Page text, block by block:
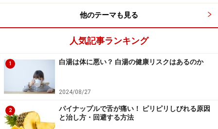
断・治療行為ではありません。診断・治療を必要とする方は、適
切な医療機関での受診をおすすめいたします。記事内容は執筆者
のではありません。当サイトで提供する情報に基づいて被ったい
かなる損害についても、当社、各ガイド、その他当社と契約した
他のテーマも見る
人気記事ランキング
1 白湯は体に悪い？ 白湯の健康リスクはあるのか
2024/08/27
2
パイナップルで舌が痛い！ ピリピリしびれる原因
と治し方・回避する方法